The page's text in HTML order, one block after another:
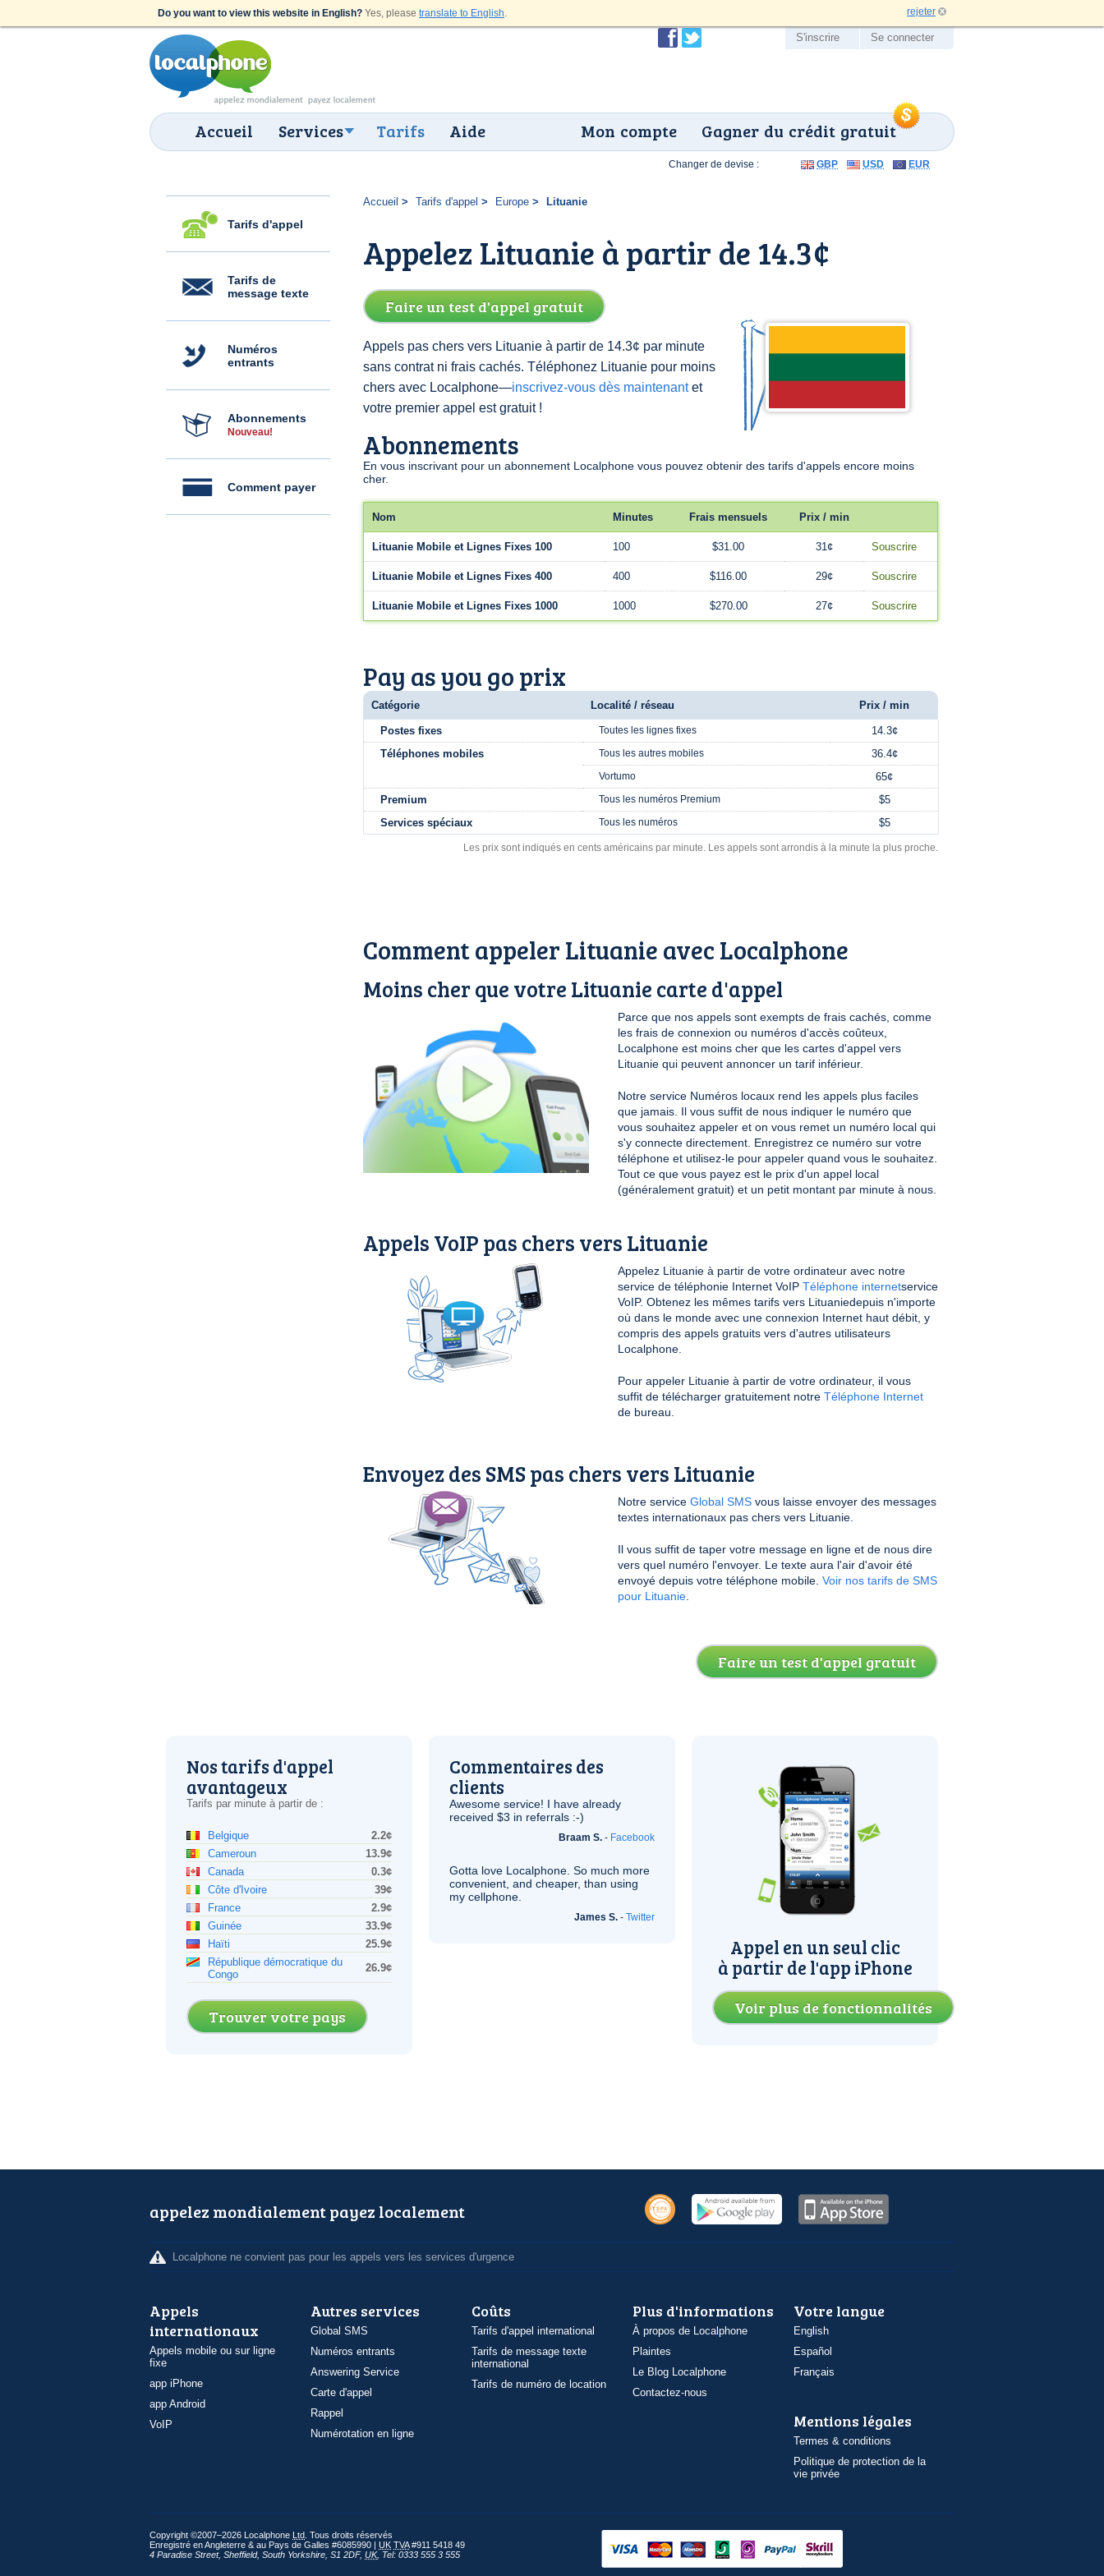
Do you want to view this website in English? Yes, please translate to English. rejeter
Accueil Services Tarifs Aide Gagner du crédit gratuit
Mon compte
S'inscrire Se connecter
Tarifs d'appel
Tarifs de
message texte
Numéros
entrants
Abonnements
Nouveau!
Comment payer
Accueil Tarifs d'appel Europe Lituanie
Appelez Lituanie à partir de 14.3¢
Faire un test d'appel gratuit
Appels pas chers vers Lituanie à partir de 14.3¢ par minute
sans contrat ni frais cachés. Téléphonez Lituanie pour moins
chers avec Localphone—inscrivez-vous dès maintenantet
votre premier appel est gratuit !
Abonnements
En vous inscrivant pour un abonnement Localphone vous pouvez obtenir des tarifs d'appels encore moins
cher.
Nom Minutes Frais mensuels Prix / min
Lituanie Mobile et Lignes Fixes 100 100 $31.00 31¢ Souscrire
Lituanie Mobile et Lignes Fixes 400 400 $116.00 29¢ Souscrire
Lituanie Mobile et Lignes Fixes 1000 1000 $270.00 27¢ Souscrire
Pay as you go prix
Changer de devise : GBP USD EUR
Catégorie Localité / réseau Prix / min
Postes fixes Toutes les lignes fixes
14.3¢
Téléphones mobiles
Tous les autres mobiles 36.4¢
Vortumo
65¢
Premium
Tous les numéros Premium
$5
Services spéciaux
Tous les numéros $5
Les prix sont indiqués en cents américains par minute. Les appels sont arrondis à la minute la plus proche.
Comment appeler Lituanie avec Localphone
Moins cher que votre Lituanie carte d'appel
Parce que nos appels sont exempts de frais cachés, comme
les frais de connexion ou numéros d'accès coûteux,
Localphone est moins cher que les cartes d'appel vers
Lituanie qui peuvent annoncer un tarif inférieur.
Notre service Numéros locaux rend les appels plus faciles
que jamais. Il vous suffit de nous indiquer le numéro que
vous souhaitez appeler et on vous remet un numéro local qui
s'y connecte directement. Enregistrez ce numéro sur votre
téléphone et utilisez-le pour appeler quand vous le souhaitez.
Tout ce que vous payez est le prix d'un appel local
(généralement gratuit) et un petit montant par minute à nous.
Appels VoIP pas chers vers Lituanie
Appelez Lituanie à partir de votre ordinateur avec notre
service de téléphonie Internet VoIP Téléphone internetservice
VoIP. Obtenez les mêmes tarifs vers Lituaniedepuis n'importe
où dans le monde avec une connexion Internet haut débit, y
compris des appels gratuits vers d'autres utilisateurs
Localphone.
Pour appeler Lituanie à partir de votre ordinateur, il vous
suffit de télécharger gratuitement notre Téléphone Internet
de bureau.
Envoyez des SMS pas chers vers Lituanie
Notre service Global SMS vous laisse envoyer des messages
textes internationaux pas chers vers Lituanie.
Il vous suffit de taper votre message en ligne et de nous dire
vers quel numéro l'envoyer. Le texte aura l'air d'avoir été
envoyé depuis votre téléphone mobile. Voir nos tarifs de SMS
pour Lituanie
Faire un test d'appel gratuit
Nos tarifs d'appel
avantageux
Tarifs par minute à partir de :
Belgique
2.2¢
Cameroun
13.9¢
Canada
0.3¢
Côte d'Ivoire
39¢
France
2.9¢
Guinée
33.9¢
Haïti
25.9¢
République démocratique du
Congo
26.9¢
Trouver votre pays
Commentaires des
clients
Awesome service! I have already
received $3 in referrals :-)
Braam S. - Facebook
Gotta love Localphone. So much more
convenient, and cheaper, than using
my cellphone.
James S. - Twitter
Appel en un seul clic
à partir de l'app iPhone
Voir plus de fonctionnalités
appelez mondialement payez localement
Localphone ne convient pas pour les appels vers les services d'urgence
Appels
internationaux
Appels mobile ou sur ligne
fixe
app iPhone
app Android
VoIP
Autres services
Global SMS
Numéros entrants
Answering Service
Carte d'appel
Rappel
Numérotation en ligne
Coûts
Tarifs d'appel international
Tarifs de message texte
international
Tarifs de numéro de location
Plus d'informations
À propos de Localphone
Plaintes
Le Blog Localphone
Contactez-nous
Votre langue
English
Español
Français
Mentions légales
Termes & conditions
Politique de protection de la
vie privée
Copyright ©2007–2026 Localphone Ltd . Tous droits réservés
Enregistré en Angleterre & au Pays de Galles #6085990 | UK TVA#911 5418 49
4 Paradise Street, Sheffield, South Yorkshire S1 2DF, UK, Tel: 0333 555 3 555